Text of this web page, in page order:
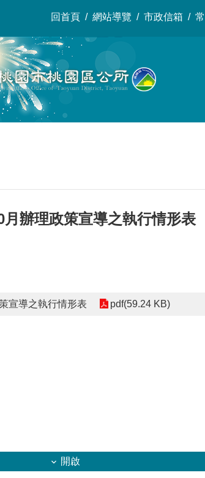
回首頁 網站導覽 市政信箱
辦理政策宣導之執行情形表
宣導之執行情形表
pdf(59.24 KB)
開啟